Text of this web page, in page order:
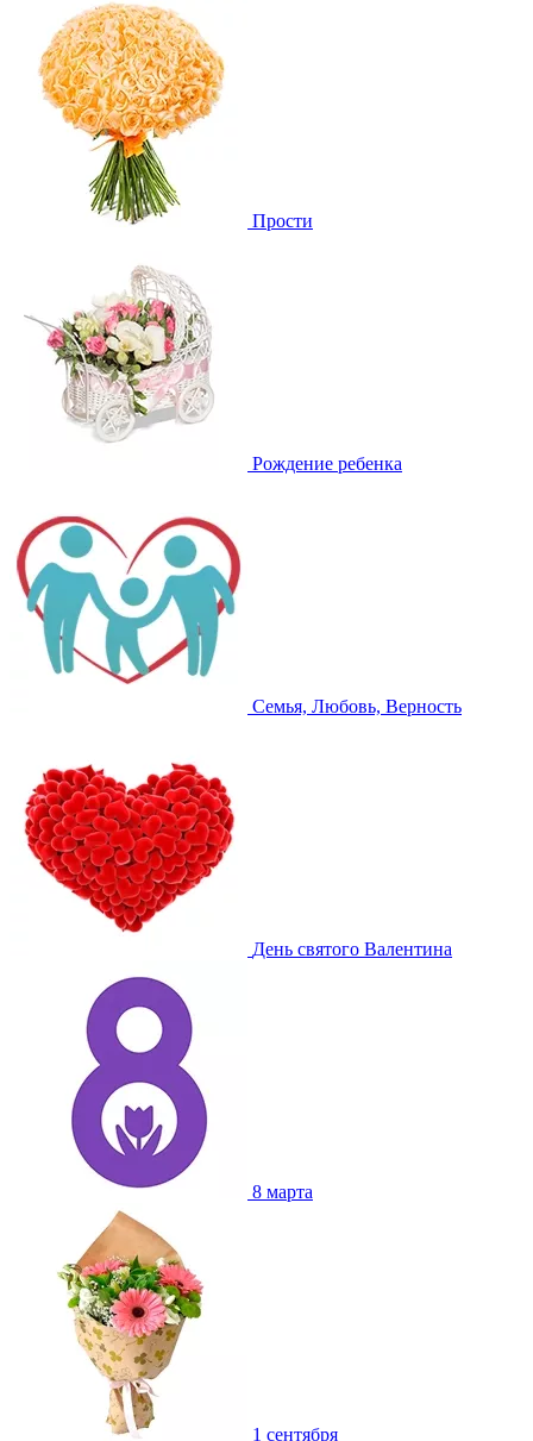
Прости
Рождение ребенка
Семья, Любовь, Верность
День святого Валентина
8 марта
1 сентября